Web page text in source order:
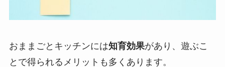
おままごとキッチンには知育効果があり、遊ぶこ
とで得られるメリットも多くあります。